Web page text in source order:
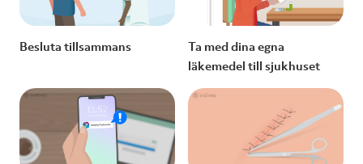
Besluta tillsammans
Ta med dina egna
läkemedel till sjukhuset